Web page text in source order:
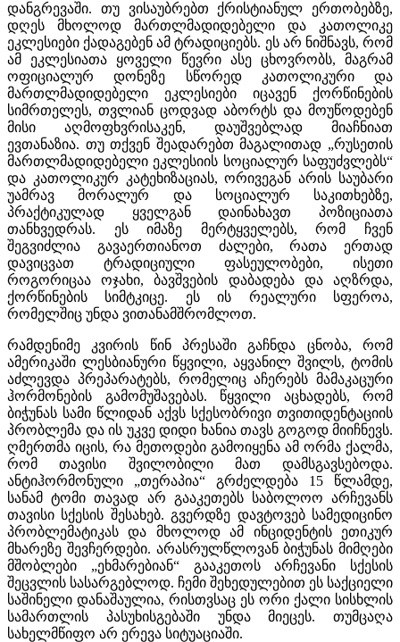
დანგრევაში. თუ ვისაუბრებთ ქრისტიანულ ერთობებზე,
დღეს მხოლოდ მართლმადიდებელი და კათოლიკე
ეკლესიები ქადაგებენ ამ ტრადიციებს. ეს არ ნიშნავს, რომ
ამ ეკლესიათა ყოველი წევრი ასე ცხოვრობს, მაგრამ
ოფიციალურ დონეზე სწორედ კათოლიკური და
მართლმადიდებელი ეკლესიები იცავენ ქორწინების
სიმრთელეს, თვლიან ცოდვად აბორტს და მოუწოდებენ
მისი აღმოფხვრისაკენ, დაუშვებლად მიაჩნიათ
ევთანაზია. თუ თქვენ შეადარებთ მაგალითად „რუსეთის
მართლმადიდებელი ეკლესიის სოციალურ საფუძვლებს“
და კათოლიკურ კატეხიზაციას, ორივეგან არის საუბარი
უამრავ მორალურ და სოციალურ საკითხებზე,
პრაქტიკულად ყველგან დაინახავთ პოზიციათა
თანხვედრას. ეს იმაზე მერტყველებს, რომ ჩვენ
შეგვიძლია გავაერთიანოთ ძალები, რათა ერთად
დავიცვათ ტრადიციული ფასეულობები, ისეთი
როგორიცაა ოჯახი, ბავშვების დაბადება და აღზრდა,
ქორწინების სიმტკიცე. ეს ის რეალური სფეროა,
რომელშიც უნდა ვითანამშრომლოთ.
რამდენიმე კვირის წინ პრესაში გაჩნდა ცნობა, რომ
ამერიკაში ლესბიანური წყვილი, აყვანილ შვილს, ტომის
აძლევდა პრეპარატებს, რომელიც აჩერებს მამაკაცური
ჰორმონების გამომუშავებას. წყვილი აცხადებს, რომ
ბიჭუნას სამი წლიდან აქვს სქესობრივი თვითიდენტაციის
პრობლემა და ის უკვე დიდი ხანია თავს გოგოდ მიიჩნევს.
ღმერთმა იცის, რა მეთოდები გამოიყენა ამ ორმა ქალმა,
რომ თავისი შვილობილი მათ დამსგავსებოდა.
ანტიჰორმონული „თერაპია“ გრძელდება 15 წლამდე,
სანამ ტომი თავად არ გააკეთებს საბოლოო არჩევანს
თავისი სქესის შესახებ. გვერდზე დავტოვებ სამედიცინო
პრობლემატიკას და მხოლოდ ამ ინციდენტის ეთიკურ
მხარეზე შევჩერდები. არასრულწლოვან ბიჭუნას მიმღები
მშობლები „ეხმარებიან“ გააკეთოს არჩევანი სქესის
შეცვლის სასარგებლოდ. ჩემი შეხედულებით ეს საქციელი
საშინელი დანაშაულია, რისთვსაც ეს ორი ქალი სისხლის
სამართლის პასუხისგებაში უნდა მიეცეს. თუმცაღა
სახელმწიფო არ ერევა სიტუაციაში.